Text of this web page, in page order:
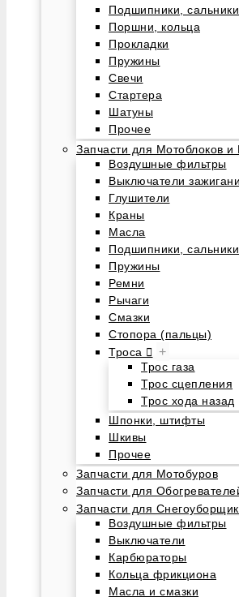
Подшипники, сальники
Поршни, кольца
Прокладки
Пружины
Свечи
Стартера
Шатуны
Прочее
Запчасти для Мотоблоков и
Воздушные фильтры
Выключатели
Глушители
Краны
Масла
Подшипники, сальники
Пружины
Ремни
Рычаги
Смазки
Стопора (пальцы)
Троса
+
Трос газа
Трос сцепления
Трос хода назад
Шпонки, штифты
Шкивы
Прочее
Запчасти для Мотобуров
Запчасти для
Запчасти для
Воздушные фильтры
Выключатели
Карбюраторы
Кольца фрикциона
Масла и смазки